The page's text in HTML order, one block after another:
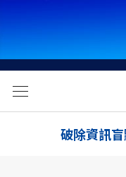
破除資訊